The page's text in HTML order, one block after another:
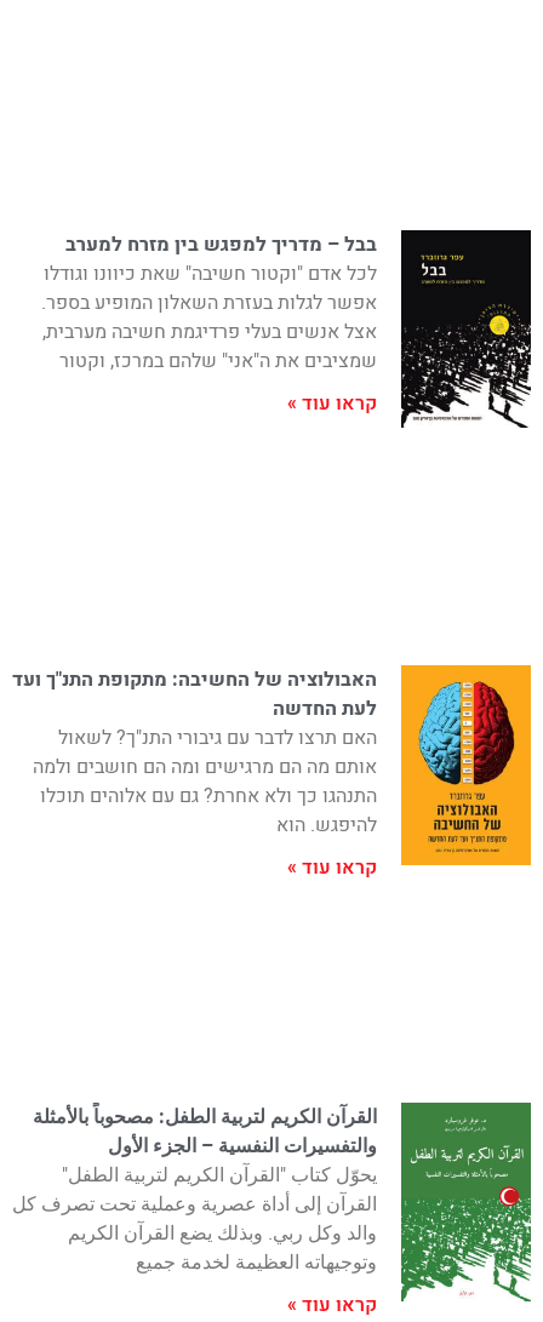
בבל – מדריך למפגש בין מזרח למערב
לכל אדם "וקטור חשיבה" שאת כיוונו וגודלו
אפשר לגלות בעזרת השאלון המופיע בספר.
אצל אנשים בעלי פרדיגמת חשיבה מערבית,
שמציבים את ה"אני" שלהם במרכז, וקטור
קראו עוד »
האבולוציה של החשיבה: מתקופת התנ"ך ועד
לעת החדשה
האם תרצו לדבר עם גיבורי התנ"ך? לשאול
אותם מה הם מרגישים ומה הם חושבים ולמה
התנהגו כך ולא אחרת? גם עם אלוהים תוכלו
להיפגש. הוא
קראו עוד »
القرآن الكريم لتربية الطفل: مصحوباً بالأمثلة
والتفسيرات النفسية – الجزء الأول
يحوّل كتاب "القرآن الكريم لتربية الطفل"
القرآن إلى أداة عصرية وعملية تحت تصرف كل
والد وكل ربي. وبذلك يضع القرآن الكريم
وتوجيهاته العظيمة لخدمة جميع
קראו עוד »